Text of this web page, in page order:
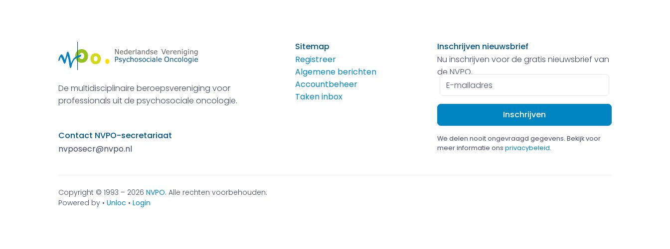
De multidisciplinaire beroepsvereniging voor
professionals uit de psychosociale oncologie.
Contact NVPO-secretariaat
nvposecr@nvpo.nl
Sitemap
Registreer
Algemene berichten
Accountbeheer
Taken inbox
Inschrijven nieuwsbrief
Nu inschrijven voor de gratis nieuwsbrief van
de NVPO.
E-
mailadres
We delen nooit ongevraagd gegevens. Bekijk voor
meer informatie ons privacybeleid.
Copyright © 1993 – 2026 NVPO. Alle rechten voorbehouden.
Powered by • Unloc • Login